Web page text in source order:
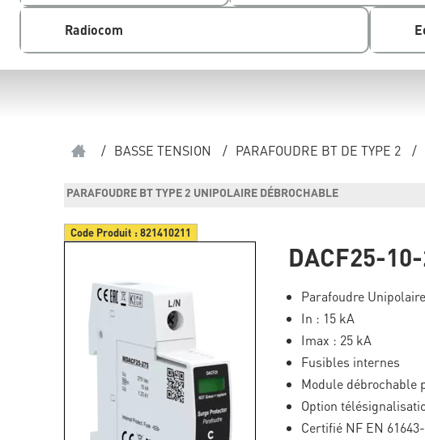
Radiocom
/ BASSE TENSION / PARAFOUDRE BT DE TYPE 2 /
PARAFOUDRE BT TYPE 2 UNIPOLAIRE DÉBROCHABLE
Code Produit :821410211
DACF25-
Parafoudre
In : 15 kA
Imax : 25 kA
Fusibles internes
Module débrochable
Option
Certifié NF EN